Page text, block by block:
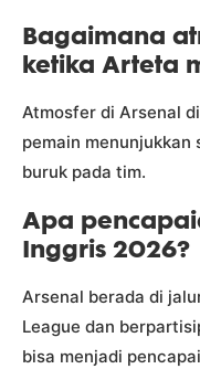
Bagaimana
ketika Arteta
Atmosfer di Arsenal
pemain
buruk pada tim.
Apa
Inggris 2026?
Arsenal berada di
League dan
bisa menjadi